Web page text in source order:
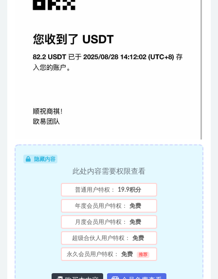
隐藏内容
此处内容需要权限查看
普通用户特权： 19.9积分
年度会员用户特权： 免费
月度会员用户特权： 免费
超级合伙人用户特权： 免费
永久会员用户特权： 免费 推荐